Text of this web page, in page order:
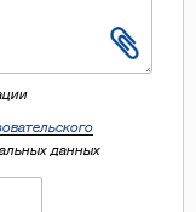
данных